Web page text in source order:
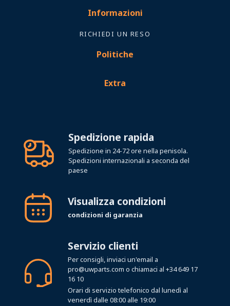
Informazioni
RICHIEDI UN RESO
Politiche
Extra
Spedizione rapida
Spedizione in 24-72 ore nella penisola.
Spedizioni internazionali a seconda del
paese
Visualizza condizioni
condizioni di garanzia
Servizio clienti
Per consigli, inviaci un'email a
pro@uwparts.com o chiamaci al +34 649 17
16 10
Orari di servizio telefonico dal lunedì al
venerdì dalle 08:00 alle 19:00